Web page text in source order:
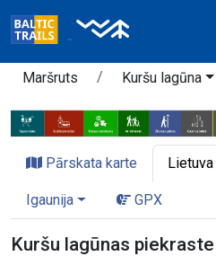
Maršruts Kuršu lagūna
Pārskata karte Lietuva
Igaunija GPX
Kuršu lagūnas piekraste